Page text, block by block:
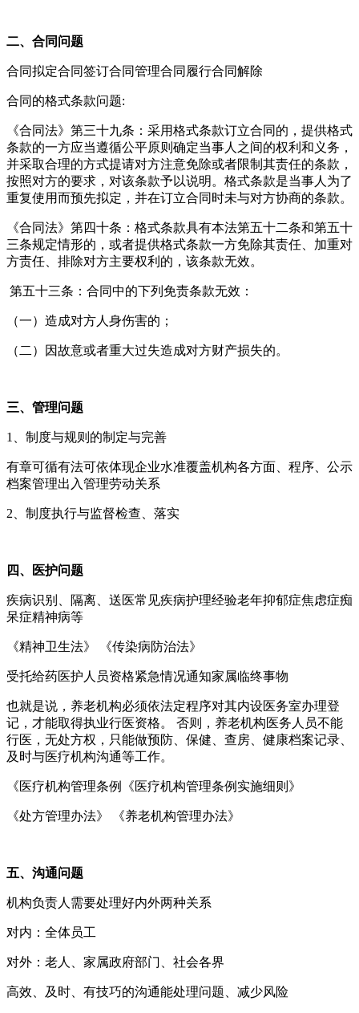
二、合同问题
合同拟定合同签订合同管理合同履行合同解除
合同的格式条款问题:
《合同法》第三十九条：采用格式条款订立合同的，提供格式
条款的一方应当遵循公平原则确定当事人之间的权利和义务，
并采取合理的方式提请对方注意免除或者限制其责任的条款，
按照对方的要求，对该条款予以说明。格式条款是当事人为了
重复使用而预先拟定，并在订立合同时未与对方协商的条款。
《合同法》第四十条：格式条款具有本法第五十二条和第五十
三条规定情形的，或者提供格式条款一方免除其责任、加重对
方责任、排除对方主要权利的，该条款无效。
第五十三条：合同中的下列免责条款无效：
（一）造成对方人身伤害的；
（二）因故意或者重大过失造成对方财产损失的。
三、管理问题
1、制度与规则的制定与完善
有章可循有法可依体现企业水准覆盖机构各方面、程序、公示
档案管理出入管理劳动关系
2、制度执行与监督检查、落实
四、医护问题
疾病识别、隔离、送医常见疾病护理经验老年抑郁症焦虑症痴
呆症精神病等
《精神卫生法》 《传染病防治法》
受托给药医护人员资格紧急情况通知家属临终事物
也就是说，养老机构必须依法定程序对其内设医务室办理登
记，才能取得执业行医资格。 否则，养老机构医务人员不能
行医，无处方权，只能做预防、保健、查房、健康档案记录、
及时与医疗机构沟通等工作。
《医疗机构管理条例《医疗机构管理条例实施细则》
《处方管理办法》 《养老机构管理办法》
五、沟通问题
机构负责人需要处理好内外两种关系
对内：全体员工
对外：老人、家属政府部门、社会各界
高效、及时、有技巧的沟通能处理问题、减少风险